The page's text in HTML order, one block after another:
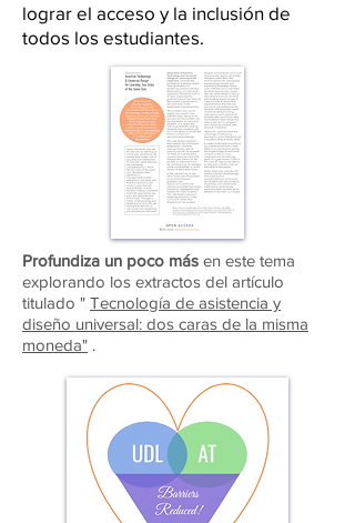
lograr el acceso y la inclusión de
todos los estudiantes.
Profundiza un poco más en este tema
explorando los extractos del artículo
titulado " Tecnología de asistencia y
diseño universal: dos caras de la misma
moneda" .